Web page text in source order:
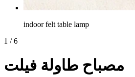
indoor felt table lamp
1 / 6
مصباح طاولة فيلت